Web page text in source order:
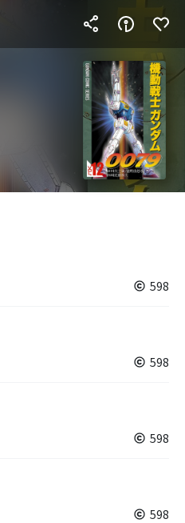
598
598
598
598